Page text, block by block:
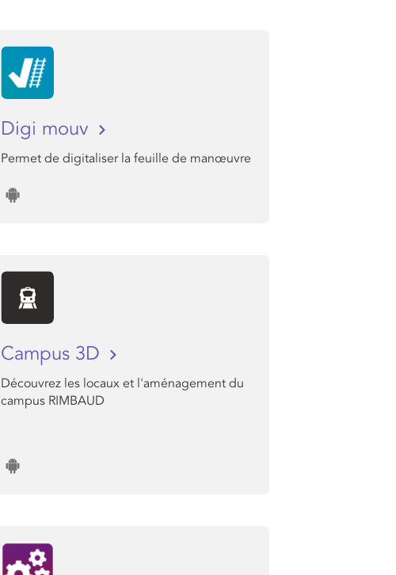
Digi mouv
Permet de digitaliser la feuille de manœuvre
Campus 3D
Découvrez les locaux et l'aménagement du
campus RIMBAUD